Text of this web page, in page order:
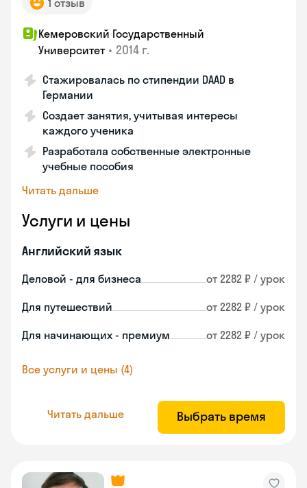
1 отзыв
Кемеровский Государственный
Университет • 2014 г.
Стажировалась по стипендии DAAD в
Германии
Создает занятия, учитывая интересы
каждого ученика
Разработала собственные электронные
учебные пособия
Читать дальше
Услуги и цены
Английский язык
Деловой - для бизнеса от 2282 ₽ / урок
Для путешествий от 2282 ₽ / урок
Для начинающих - премиум от 2282 ₽ / урок
Все услуги и цены (4)
Читать дальше Выбрать время